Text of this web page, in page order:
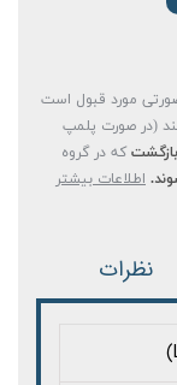
مورد قبول است
(در صورت پلمپ
که در گروه
اطلاعات بیشتر
نظرات